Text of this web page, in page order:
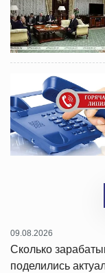
09.08.2026
Сколько
поделились